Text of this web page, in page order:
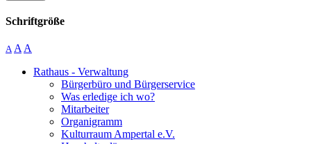
Schriftgröße
A A A
Rathaus - Verwaltung
Bürgerbüro und Bürgerservice
Was erledige ich wo?
Mitarbeiter
Organigramm
Kulturraum Ampertal e.V.